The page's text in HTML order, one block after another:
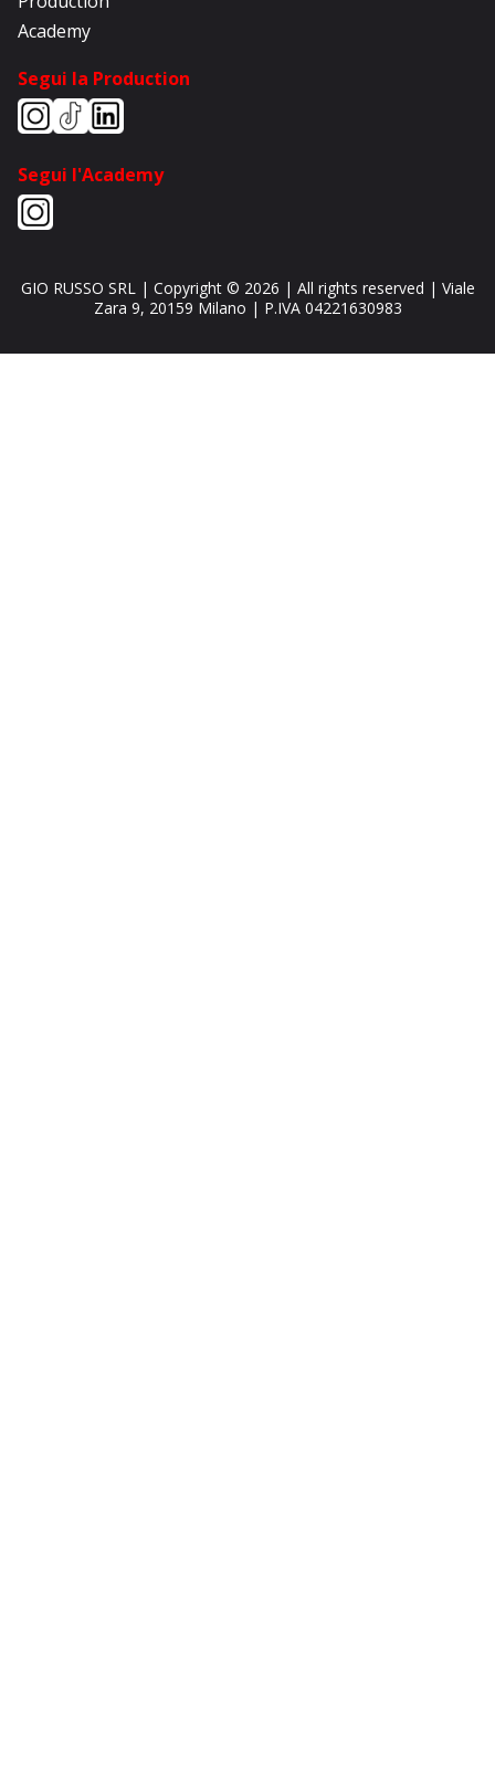
Academy
Segui la Production
Segui l'Academy
GIO RUSSO SRL| Copyright © 2026 | All rights reserved | Viale
Zara 9, 20159 Milano | P.IVA 04221630983